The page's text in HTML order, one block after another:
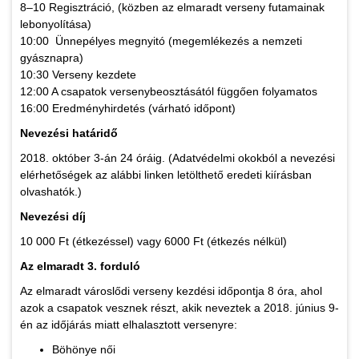
8–10 Regisztráció, (közben az elmaradt verseny futamainak
lebonyolítása)
10:00 Ünnepélyes megnyitó (megemlékezés a nemzeti
gyásznapra)
10:30 Verseny kezdete
12:00 A csapatok versenybeosztásától függően folyamatos
16:00 Eredményhirdetés (várható időpont)
Nevezési határidő
2018. október 3-án 24 óráig. (Adatvédelmi okokból a nevezési
elérhetőségek az alábbi linken letölthető eredeti kiírásban
olvashatók.)
Nevezési díj
10 000 Ft (étkezéssel) vagy 6000 Ft (étkezés nélkül)
Az elmaradt 3. forduló
Az elmaradt városlődi verseny kezdési időpontja 8 óra, ahol
azok a csapatok vesznek részt, akik neveztek a 2018. június 9-
én az időjárás miatt elhalasztott versenyre:
Böhönye női